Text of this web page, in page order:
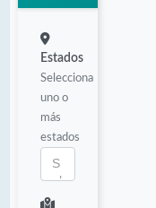
Estados
Selecciona
uno o
más
estados